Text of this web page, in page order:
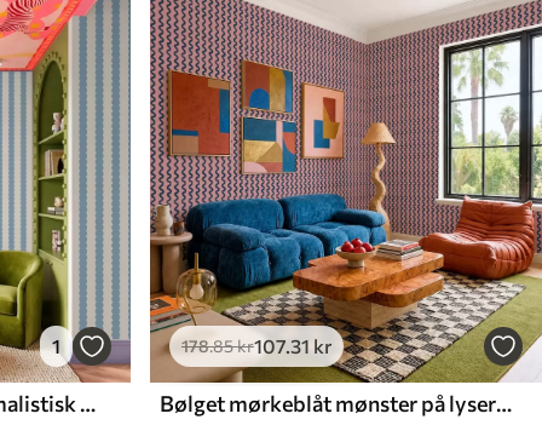
1
Blå bølgede striber i minimalistisk stil
178.85kr107.31 kr
Bølget mørkeblåt mønster på lyserød baggrund